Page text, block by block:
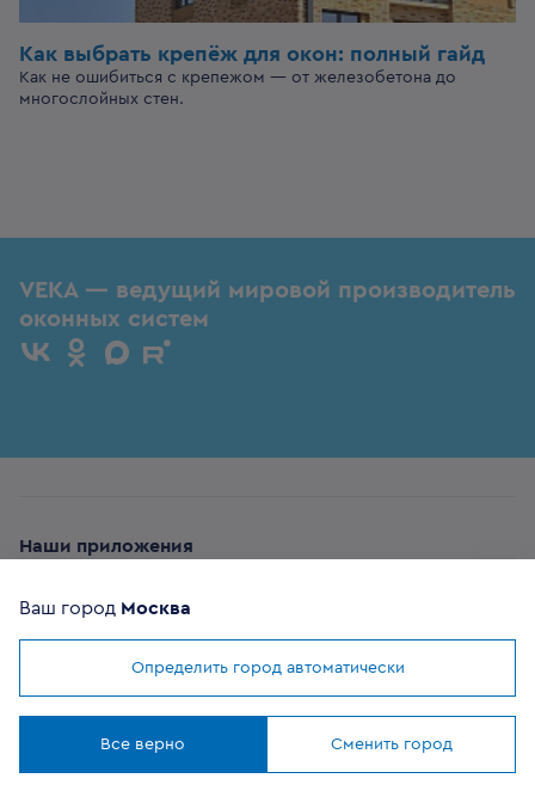
Как выбрать крепёж для окон: полный гайд
Как не ошибиться с крепежом — от железобетона до
многослойных стен.
Мы используем cookies
VEKA — ведущий мировой производитель
оконных систем
Наши приложения
Ваш город Москва
Определить город автоматически
Все верно Сменить город